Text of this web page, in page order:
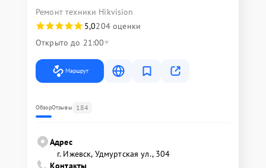
Ремонт техники Hikvision
5,0204 оценки
Открыто до 21:00
Маршрут
ОбзорОтзывы 184
Адрес
г. Ижевск, Удмуртская ул., 304
Контакты